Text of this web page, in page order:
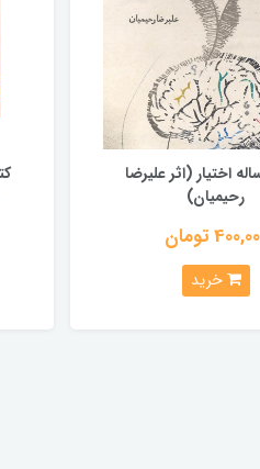
اختیار (اثر علیرضا
رحیمیان)
تومان
خرید